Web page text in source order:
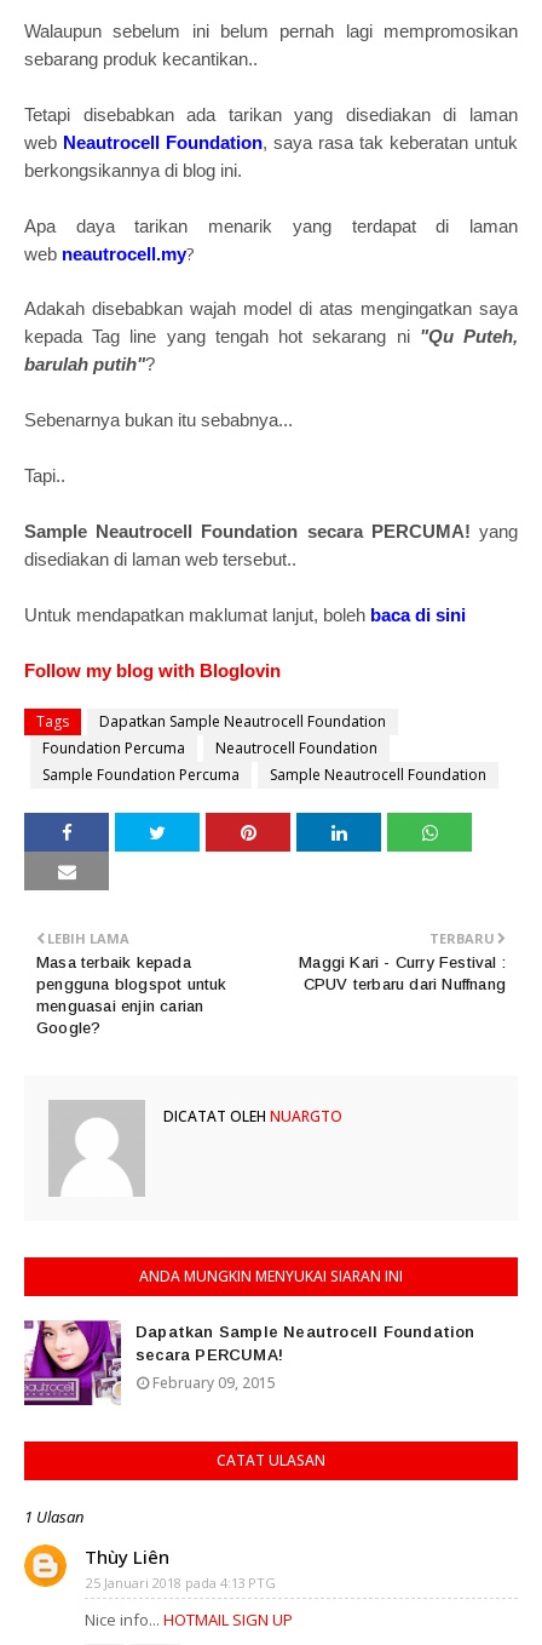
Walaupun sebelum ini belum pernah lagi mempromosikan
sebarang produk kecantikan..
Tetapi disebabkan ada tarikan yang disediakan di laman
web Neautrocell Foundation, saya rasa tak keberatan untuk
berkongsikannya di blog ini.
Apa daya tarikan menarik yang terdapat di laman
web neautrocell.my?
Adakah disebabkan wajah model di atas mengingatkan saya
kepada Tag line yang tengah hot sekarang ni "Qu Puteh,
barulah putih"?
Sebenarnya bukan itu sebabnya...
Tapi..
Sample Neautrocell Foundation secara PERCUMA! yang
disediakan di laman web tersebut..
Untuk mendapatkan maklumat lanjut, boleh baca di sini
Follow my blog with Bloglovin
Tags
Dapatkan Sample Neautrocell Foundation
Foundation Percuma
Neautrocell Foundation
Sample Foundation Percuma
Sample Neautrocell Foundation
TERBARU
Maggi Kari - Curry Festival :
CPUV terbaru dari Nuffnang
LEBIH LAMA
Masa terbaik kepada
pengguna blogspot untuk
menguasai enjin carian
Google?
DICATAT OLEH NUARGTO
ANDA MUNGKIN MENYUKAI SIARAN INI
Dapatkan Sample Neautrocell Foundation
secara PERCUMA!
February 09, 2015
CATAT ULASAN
1 Ulasan
Thùy Liên
25 Januari 2018 pada 4:13 PTG
Nice info... HOTMAIL SIGN UP